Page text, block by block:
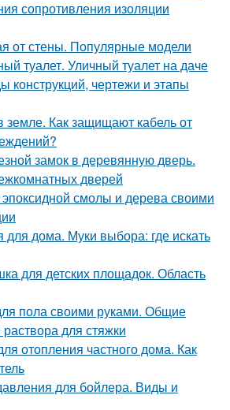
сопротивления изоляции
от стены. Популярные модели
туалет. Уличный туалет на даче
конструкций, чертежи и этапы
земле. Как защищают кабель от
замок в деревянную дверь.
дверей
эпоксидной смолы и дерева своими
для дома. Муки выбора: где искать
для детских площадок. Область
пола своими руками. Общие
для стяжки
отопления частного дома. Как
для бойлера. Виды и